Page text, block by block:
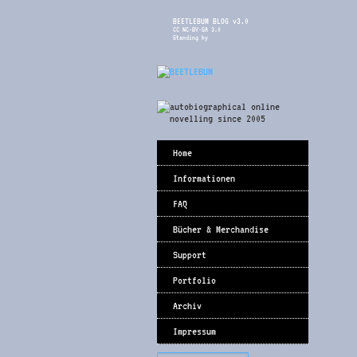
BEETLEBUM BLOG v3.0
CC NC-BY-SA 3.0
Standing by
Home
Informationen
FAQ
Bücher & Merchandise
Support
Portfolio
Archiv
Impressum